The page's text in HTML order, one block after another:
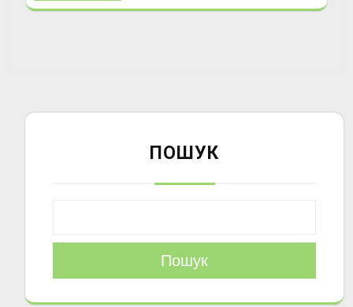
ПОШУК
Пошук